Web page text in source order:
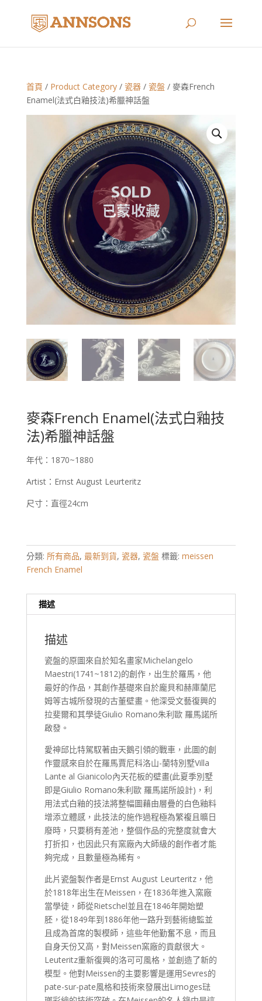
首頁 / Product Category/ 瓷器/ 瓷盤/ 麥森French
Enamel(法式白釉技法)希臘神話盤
麥森French Enamel(法式白釉技
法)希臘神話盤
年代：1870~1880
Artist：Ernst August Leurteritz
尺寸：直徑24cm
分類: 所有商品, 最新到貨, 瓷器, 瓷盤 標籤: meissen
French Enamel
描述
描述
瓷盤的原圖來自於知名畫家Michelangelo
Maestri(1741~1812)的創作，出生於羅馬，他
最好的作品，其創作基礎來自於龐貝和赫庫蘭尼
姆等古城所發現的古董壁畫。他深受文藝復興的
拉斐爾和其學徒Giulio Romano朱利歐 羅馬諾所
啟發。
愛神邱比特駕馭著由天鵝引領的戰車，此圖的創
作靈感來自於在羅馬賈尼科洛山-蘭特別墅Villa
Lante al Gianicolo內天花板的壁畫(此夏季別墅
即是Giulio Romano朱利歐 羅馬諾所設計)，利
用法式白釉的技法將整幅圖藉由層疊的白色釉料
增添立體感，此技法的施作過程極為繁複且曠日
廢時，只要稍有差池，整個作品的完整度就會大
打折扣，也因此只有窯廠內大師級的創作者才能
夠完成，且數量極為稀有。
此片瓷盤製作者是Ernst August Leurteritz，他
於1818年出生在Meissen，在1836年進入窯廠
當學徒，師從Rietschel並且在1846年開始塑
胚，從1849年到1886年他一路升到藝術總監並
且成為首席的製模師，這些年他勤奮不息，而且
自身天份又高，對Meissen窯廠的貢獻很大。
Leuteritz重新復興的洛可可風格，並創造了新的
模型。他對Meissen的主要影響是運用Sevres的
pate-sur-pate風格和技術來發展出Limoges琺